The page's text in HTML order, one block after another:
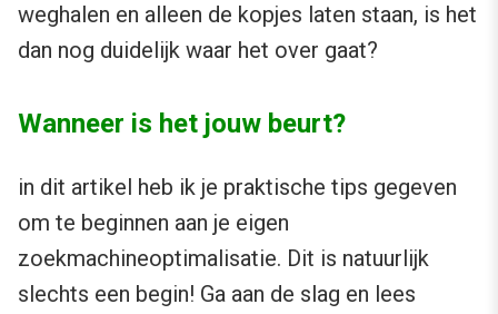
weghalen en alleen de kopjes laten staan, is het
dan nog duidelijk waar het over gaat?
Wanneer is het jouw beurt?
in dit artikel heb ik je praktische tips gegeven
om te beginnen aan je eigen
zoekmachineoptimalisatie. Dit is natuurlijk
slechts een begin! Ga aan de slag en lees